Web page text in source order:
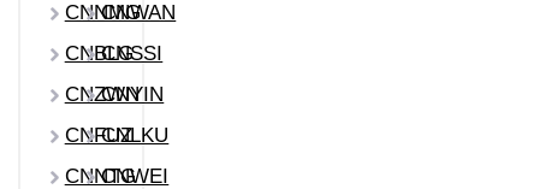
CNNMG
CNWAN
CNBLG
CNSSI
CNZWN
CNYIN
CNFUZCNLKU
CNNTG
CNWEI